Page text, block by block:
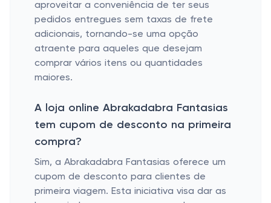
aproveitar a conveniência de ter seus
pedidos entregues sem taxas de frete
adicionais, tornando-se uma opção
atraente para aqueles que desejam
comprar vários itens ou quantidades
maiores.
A loja online Abrakadabra Fantasias
tem cupom de desconto na primeira
compra?
Sim, a Abrakadabra Fantasias oferece um
cupom de desconto para clientes de
primeira viagem. Esta iniciativa visa dar as